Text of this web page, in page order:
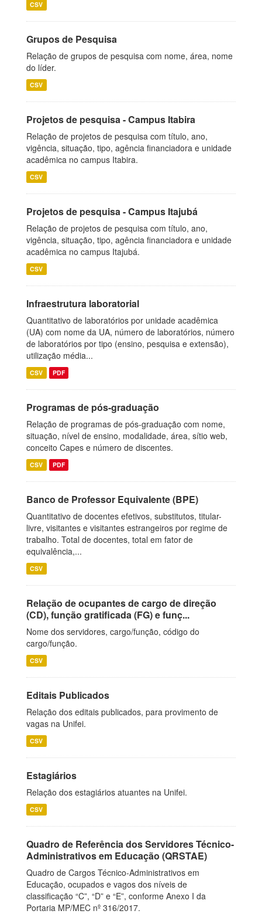
CSV
Grupos de Pesquisa
Relação de grupos de pesquisa com nome, área, nome
do líder.
CSV
Projetos de pesquisa - Campus Itabira
Relação de projetos de pesquisa com título, ano,
vigência, situação, tipo, agência financiadora e unidade
acadêmica no campus Itabira.
CSV
Projetos de pesquisa - Campus Itajubá
Relação de projetos de pesquisa com título, ano,
vigência, situação, tipo, agência financiadora e unidade
acadêmica no campus Itajubá.
CSV
Infraestrutura laboratorial
Quantitativo de laboratórios por unidade acadêmica
(UA) com nome da UA, número de laboratórios, número
de laboratórios por tipo (ensino, pesquisa e extensão),
utilização média...
CSV PDF
Programas de pós-graduação
Relação de programas de pós-graduação com nome,
situação, nível de ensino, modalidade, área, sítio web,
conceito Capes e número de discentes.
CSV PDF
Banco de Professor Equivalente (BPE)
Quantitativo de docentes efetivos, substitutos, titular-
livre, visitantes e visitantes estrangeiros por regime de
trabalho. Total de docentes, total em fator de
equivalência,...
CSV
Relação de ocupantes de cargo de direção
(CD), função gratificada (FG) e funç...
Nome dos servidores, cargo/função, código do
cargo/função.
CSV
Editais Publicados
Relação dos editais publicados, para provimento de
vagas na Unifei.
CSV
Estagiários
Relação dos estagiários atuantes na Unifei.
CSV
Quadro de Referência dos Servidores Técnico-
Administrativos em Educação (QRSTAE)
Quadro de Cargos Técnico-Administrativos em
Educação, ocupados e vagos dos níveis de
classificação “C”, “D” e “E”, conforme Anexo I da
Portaria MP/MEC nº 316/2017.